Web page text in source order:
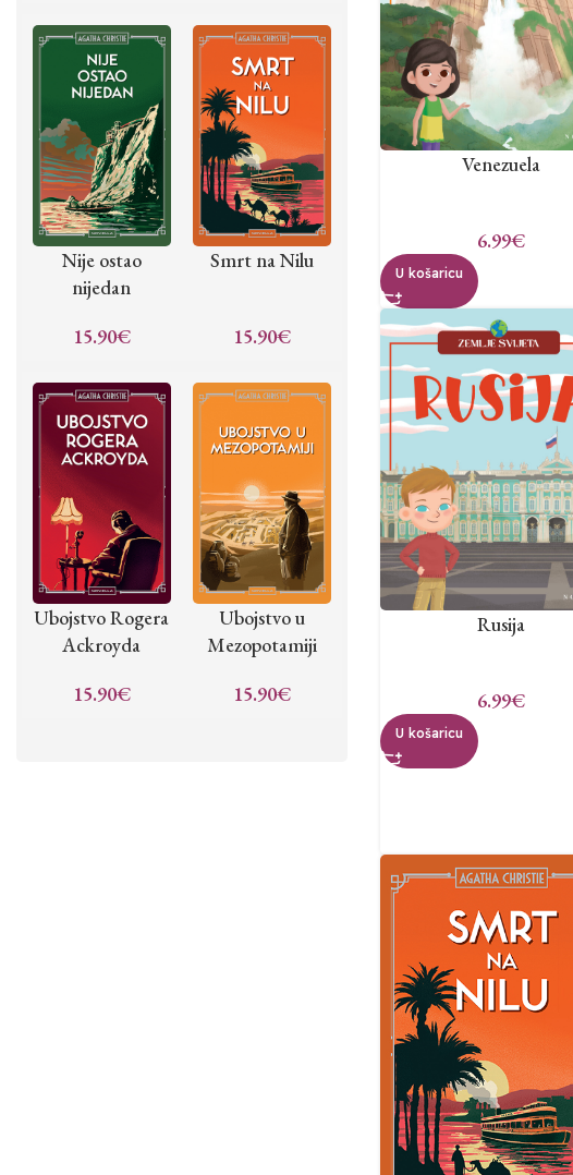
Nije ostao
nijedan
15.90€
Smrt na Nilu
15.90€
Ubojstvo Rogera
Ackroyda
15.90€
Ubojstvo u
Mezopotamiji
15.90€
Venezuela
6.99€
U košaricu
Rusija
6.99€
U košaricu